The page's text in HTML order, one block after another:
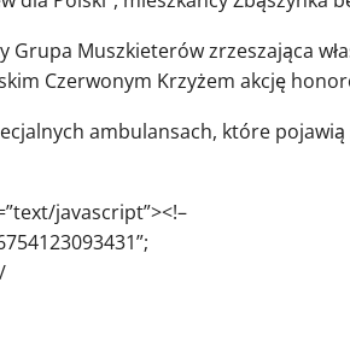
Grupa Muszkieterów zrzeszająca
Czerwonym Krzyżem akcję
ambulansach, które
javascript”><!–